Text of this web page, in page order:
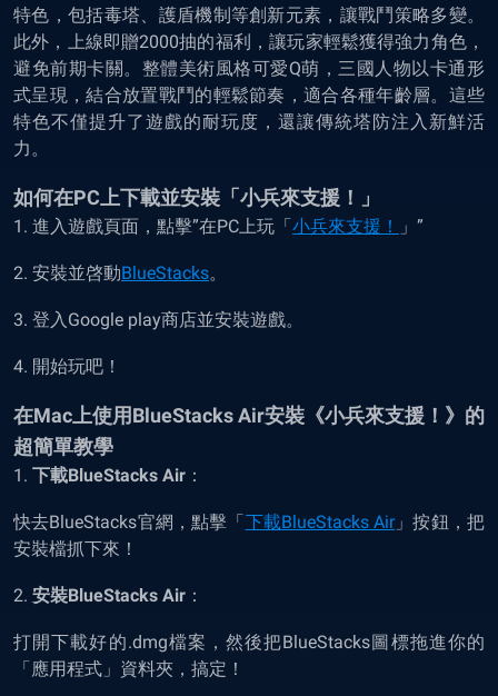
特色，包括毒塔、護盾機制等創新元素，讓戰鬥策略多變。
此外，上線即贈2000抽的福利，讓玩家輕鬆獲得強力角色，
避免前期卡關。整體美術風格可愛Q萌，三國人物以卡通形
式呈現，結合放置戰鬥的輕鬆節奏，適合各種年齡層。這些
特色不僅提升了遊戲的耐玩度，還讓傳統塔防注入新鮮活
力。
如何在PC 上下載並安裝「小兵來支援！」
1. 進入遊戲頁面，點擊”在PC上玩「小兵來支援！ 」”
2. 安裝並啓動BlueStacks。
3. 登入Google play商店並安裝遊戲。
4. 開始玩吧！
在Mac 上使用BlueStacks Air安裝《小兵來支援！》的
超簡單教學
1. 下載BlueStacks Air ：
快去BlueStacks官網，點擊「下載BlueStacks Air」按鈕，把
安裝檔抓下來！
2. 安裝BlueStacks Air ：
打開下載好的.dmg檔案，然後把BlueStacks圖標拖進你的
「應用程式」資料夾，搞定！